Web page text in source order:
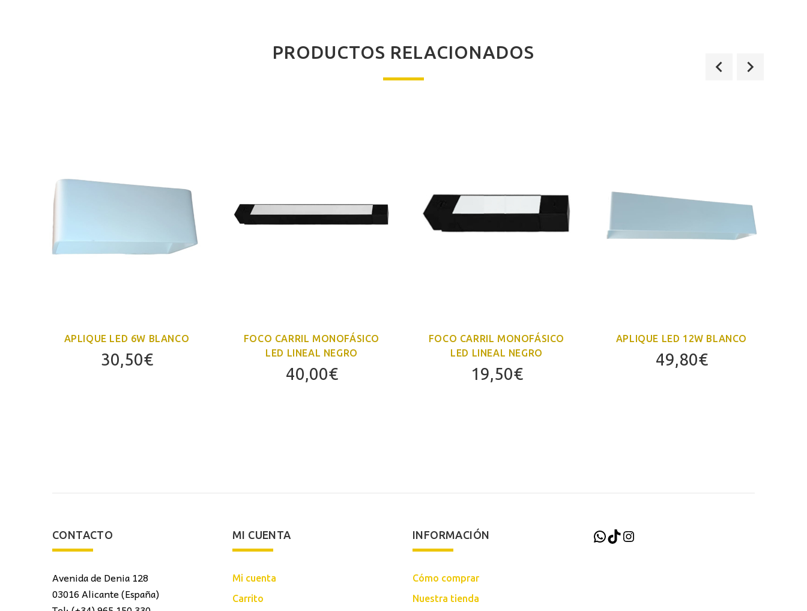
PRODUCTOS RELACIONADOS
APLIQUE LED 6W BLANCO
30,50€
FOCO CARRIL MONOFÁSICO
LED LINEAL NEGRO
40,00€
FOCO CARRIL MONOFÁSICO
LED LINEAL NEGRO
19,50€
APLIQUE LED 12W BLANCO
49,80€
CONTACTO
Avenida de Denia 128
03016 Alicante (España)
MI CUENTA
Mi cuenta
Carrito
INFORMACIÓN
Cómo comprar
Nuestra tienda
WhatsApp
TikTokInstagram